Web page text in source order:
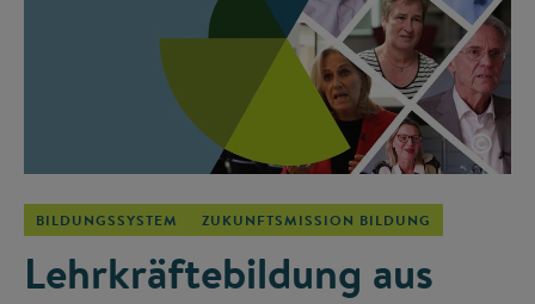
©
BILDUNGSSYSTEM ZUKUNFTSMISSION BILDUNG
Lehrkräftebildung aus